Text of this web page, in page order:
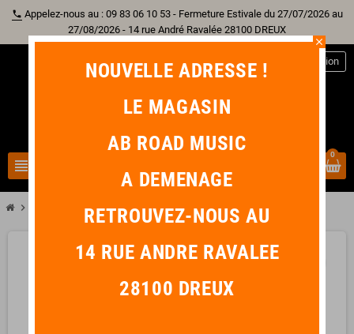
phone Appelez-nous au : 09 83 06 10 53 - Fermeture Estivale du 27/07/2026 au
27/08/2026 - 14 rue André Ravalée 28100 DREUX
view_headline
Connexion
0
chevron_right Méthode de piano jazz + Audio online
close
NOUVELLE ADRESSE !
LE MAGASIN
AB ROAD MUSIC
A DEMENAGE
RETROUVEZ-NOUS AU
14 RUE ANDRE RAVALEE
28100 DREUX